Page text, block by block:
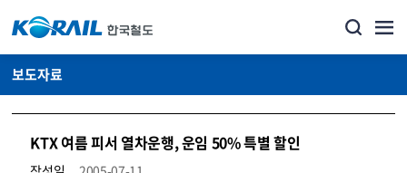
보도자료
KTX 여름 피서 열차운행, 운임 50% 특별 할인